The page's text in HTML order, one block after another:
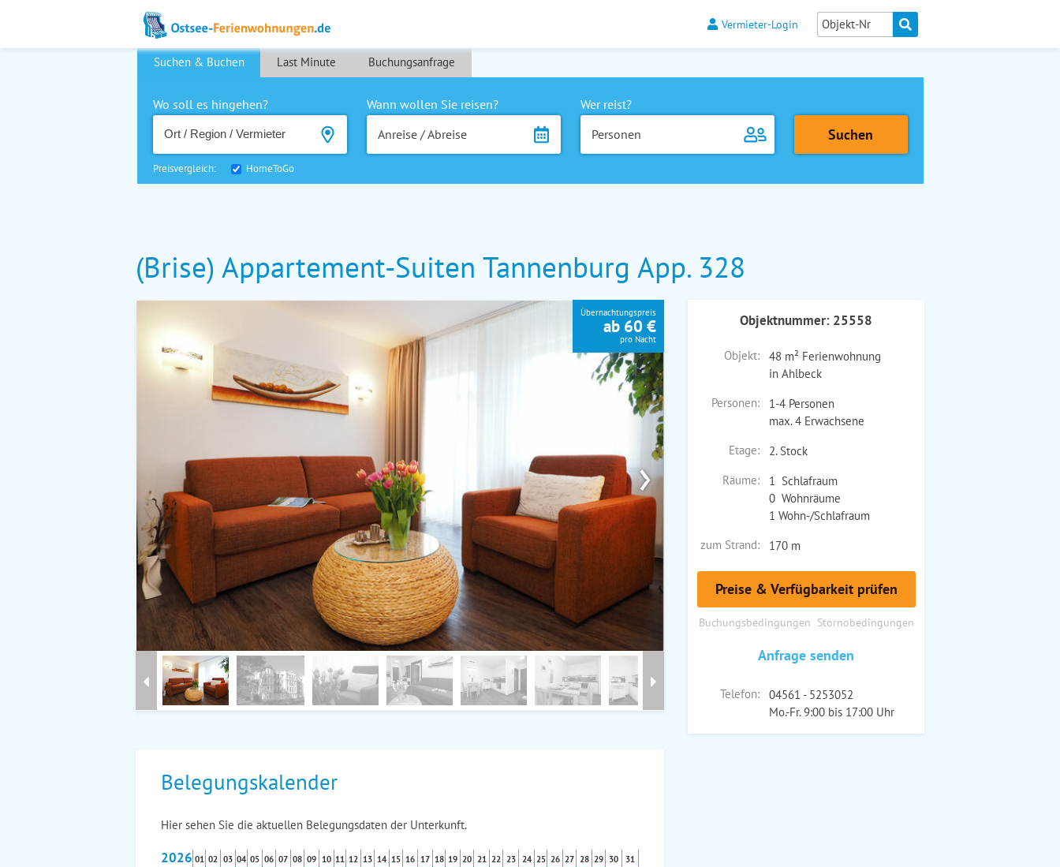
Vermieter-Login
Suchen & Buchen Last Minute Buchungsanfrage
Wo soll es hingehen?
Wann wollen Sie reisen?
Anreise / Abreise
Wer reist?
Personen
Preisvergleich: HomeToGo
(Brise) Appartement-Suiten Tannenburg App. 328
›
Übernachtungspreis
ab 60 €
pro Nacht
Objektnummer: 25558
Objekt:
48 m² Ferienwohnung
in Ahlbeck
Personen:
1-4 Personen
max. 4 Erwachsene
Etage:
2. Stock
Räume:
1 Schlafraum
0 Wohnräume
1 Wohn-/Schlafraum
zum Strand:
170 m
Preise & Verfügbarkeit prüfen
Buchungsbedingungen Stornobedingungen
Anfrage senden
Telefon:
04561 - 5253052
Mo.-Fr. 9:00 bis 17:00 Uhr
Belegungskalender
Hier sehen Sie die aktuellen Belegungsdaten der Unterkunft.
2026 01 02 03 04 05 06 07 08 09 10 11 12 13 14 15 16 17 18 19 20 21 22 23 24 25 26 27 28 29 30
31